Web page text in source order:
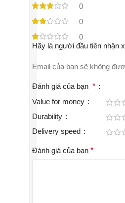
0
0
0
Hãy là người đầu tiên nhận
Email của bạn sẽ không
Đánh giá của bạn *
Value for money
Durability
Delivery speed
Đánh giá của bạn *